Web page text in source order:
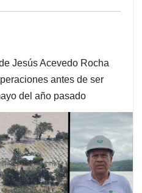
Jesús Acevedo Rocha
antes de ser
del año pasado